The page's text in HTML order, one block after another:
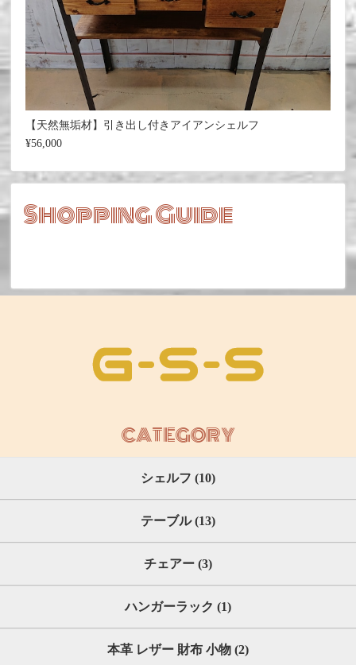
【天然無垢材】引き出し付きアイアンシェルフ
¥56,000
Shopping Guide
CATEGORY
シェルフ (10)
テーブル (13)
チェアー (3)
ハンガーラック (1)
本革 レザー 財布 小物 (2)